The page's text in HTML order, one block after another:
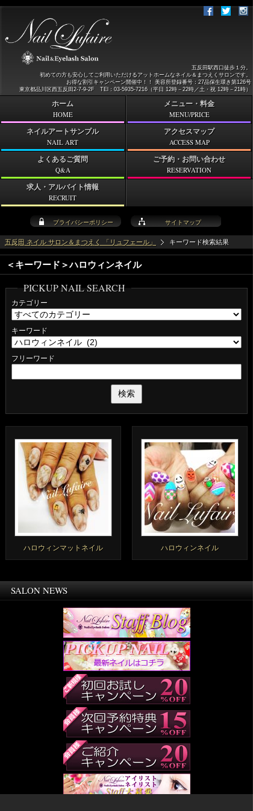
五反田 ネイル サロン＆まつえく 「リュフェール」 キーワード検索結果
＜キーワード＞ハロウィンネイル
PICKUP NAIL SEARCH
カテゴリー
キーワード
フリーワード
ハロウィンマットネイル ハロウィンネイル
SALON NEWS
プライバシーポリシー サイトマップ
五反田駅西口徒歩１分。
初めての方も安心してご利用いただけるアットホームなネイル＆まつえくサロンです。
お得な割引キャンペーン開催中！！ 美容所登録番号：27品保生環き第126号
東京都品川区西五反田2-7-9-2F TEl：03-5935-7216（平日 12時－22時／土・祝 12時－21時）
ホーム
HOME
メニュー・料金
MENU/PRICE
ネイルアートサンプル
NAIL ART
アクセスマップ
ACCESS MAP
よくあるご質問
Q&A
ご予約・お問い合わせ
RESERVATION
求人・アルバイト情報
RECRUIT